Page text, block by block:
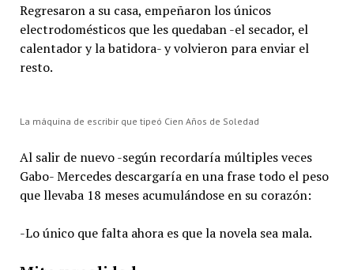
Regresaron a su casa, empeñaron los únicos
electrodomésticos que les quedaban -el secador, el
calentador y la batidora- y volvieron para enviar el
resto.
La máquina de escribir que tipeó Cien Años de Soledad
Al salir de nuevo -según recordaría múltiples veces
Gabo- Mercedes descargaría en una frase todo el peso
que llevaba 18 meses acumulándose en su corazón:
-Lo único que falta ahora es que la novela sea mala.